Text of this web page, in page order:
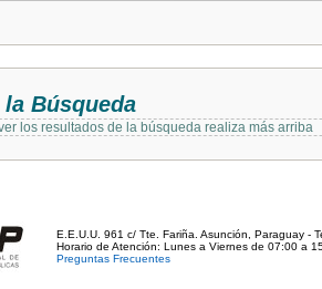
Búsqueda
los resultados de la búsqueda realiza más arriba
E.E.U.U. 961 c/ Tte. Fariña. Asunción, Paraguay -
Horario de Atención: Lunes a Viernes de 07:00 a
Preguntas Frecuentes